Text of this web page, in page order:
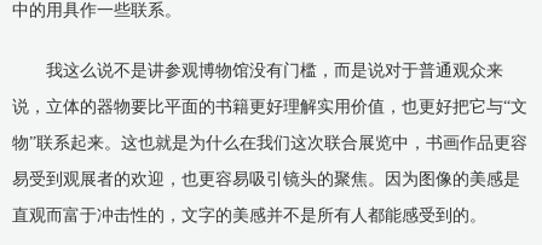
中的用具作一些联系。
我这么说不是讲参观博物馆没有门槛，而是说对于普通观众来
说，立体的器物要比平面的书籍更好理解实用价值，也更好把它与“文
物”联系起来。这也就是为什么在我们这次联合展览中，书画作品更容
易受到观展者的欢迎，也更容易吸引镜头的聚焦。因为图像的美感是
直观而富于冲击性的，文字的美感并不是所有人都能感受到的。